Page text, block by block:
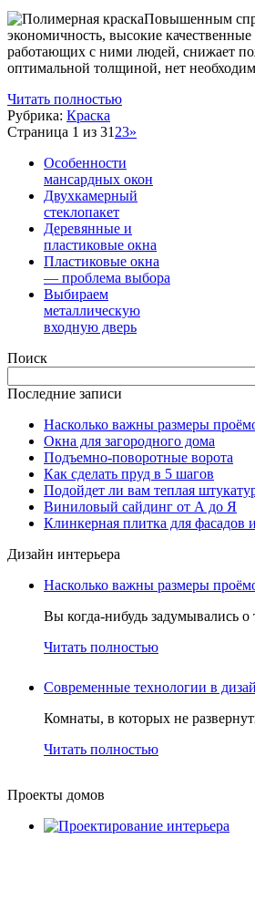
Повышенным
экономичность, высокие
работающих с ними людей, снижает
оптимальной толщиной, нет
Читать полностью
Рубрика: Краска
Страница 1 из 31 23»
Особенности
мансардных окон
Двухкамерный
стеклопакет
Деревянные и
пластиковые окна
Пластиковые окна
— проблема выбора
Выбираем
металлическую
входную дверь
Поиск
Последние записи
Насколько важны размеры
Окна для загородного дома
Подъемно-поворотные ворота
Как сделать пруд в 5 шагов
Подойдет ли вам теплая
Виниловый сайдинг от А до Я
Клинкерная плитка для фасадов
Дизайн интерьера
Насколько важны размеры
Вы когда-нибудь задумывались
Читать полностью
Современные технологии в
Комнаты, в которых не
Читать полностью
Проекты домов